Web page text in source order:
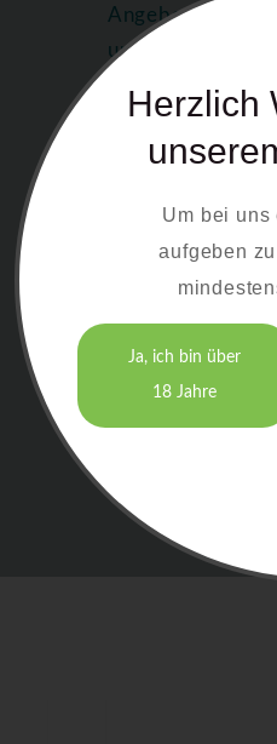
Angebot,
unserer Region
Genuss-Tipps
Unsere
einige
Probieren Sie die
die kulinarische
und Verarbeitung
Herzlich
Um bei uns
aufgeben
Ja, ich bin über
18 Jahre